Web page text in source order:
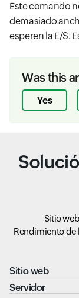
Este comando
demasiado
esperen la E/S.
Was this
Yes
Sitio web
Rendimiento de
Sitio web
Servidor